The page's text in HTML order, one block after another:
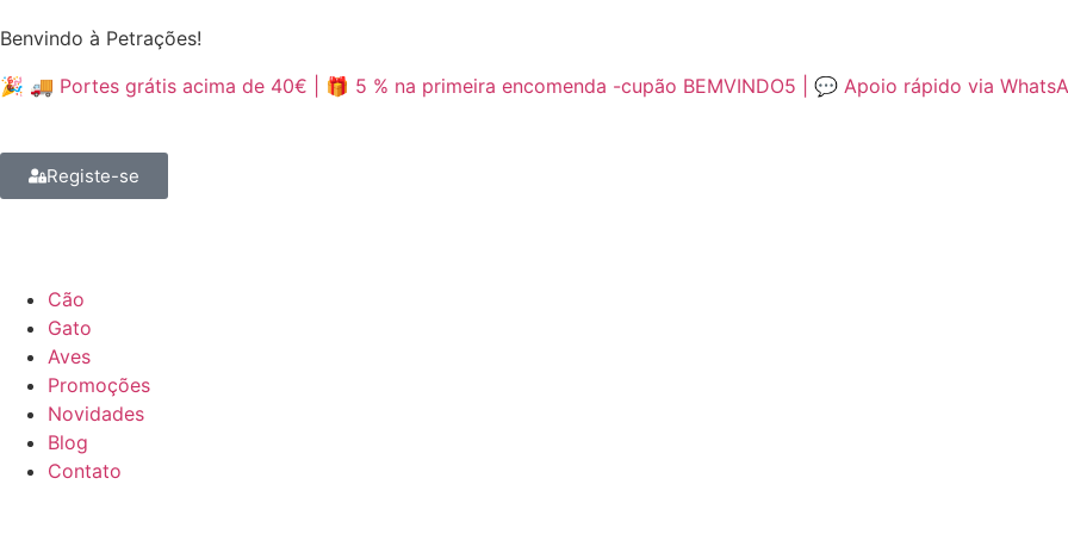
Benvindo à Petrações!
🎉 🚚 Portes grátis acima de 40€ | 🎁 5 % na primeira encomenda -cupão BEMVINDO5 | 💬 Apoio rápido via
Registe-se
Cão
Gato
Aves
Promoções
Novidades
Blog
Contato